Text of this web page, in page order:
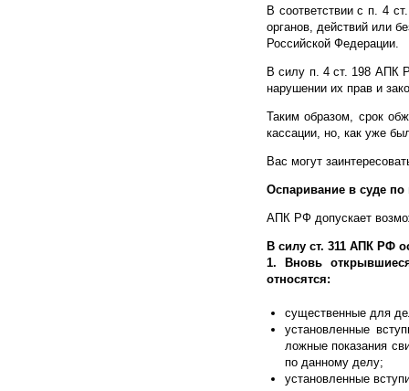
В соответствии с п. 4
органов, действий или
Российской Федерации.
В силу п. 4 ст. 198 АПК
нарушении их прав и
Таким образом, срок
кассации, но, как уже
Вас могут
Оспаривание в суде
АПК РФ допускает
В силу ст. 311 АПК РФ
1. Вновь
относятся:
существенные для
установленные
ложные показания
по данному делу;
установленные